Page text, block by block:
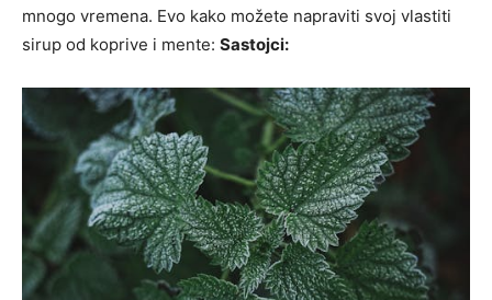
mnogo vremena. Evo kako možete napraviti svoj vlastiti
sirup od koprive i mente: Sastojci: